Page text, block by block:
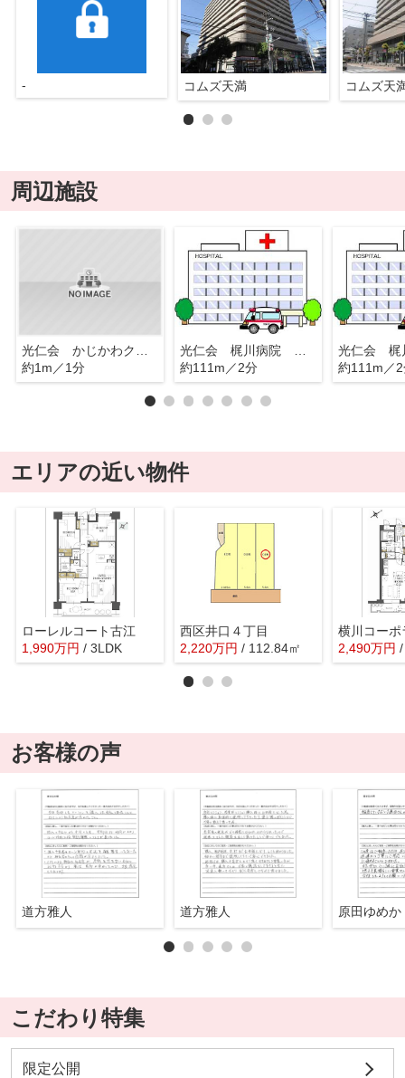
- コムズ天満 コムズ天
周辺施設
約1m／1分
約111m／2分
約111m／
エリアの近い物件
ローレルコート古江
1,990万円 / 3LDK
西区井口４丁目
2,220万円 / 112.84㎡
横川コーポ
2,490万円
お客様の声
道方雅人 道方雅人 原田ゆめか
こだわり特集
限定公開